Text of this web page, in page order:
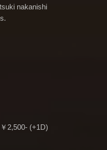
nakanishi
2,500- (+1D)